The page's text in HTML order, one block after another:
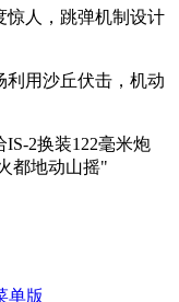
惊人，跳弹机制设计
利用沙丘伏击，机动
2换装122毫米炮
都地动山摇"